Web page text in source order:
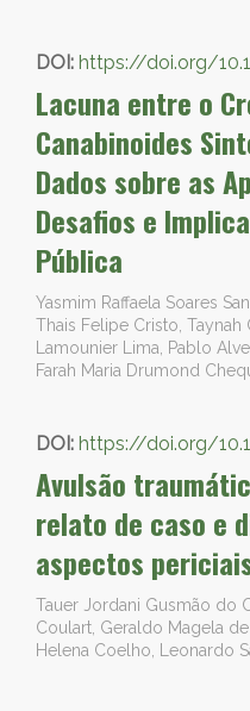
DOI: https://doi.org/
Lacuna entre o
Canabinoides
Dados sobre as
Desafios e
Pública
Yasmim Raffaela Soares
Thais Felipe Cristo, Taynah
Lamounier Lima, Pablo
Farah Maria Drumond
DOI: https://doi.org/
Avulsão
relato de caso e
aspectos
Tauer Jordani Gusmão do
Coulart, Geraldo Magela
Helena Coelho, Leonardo